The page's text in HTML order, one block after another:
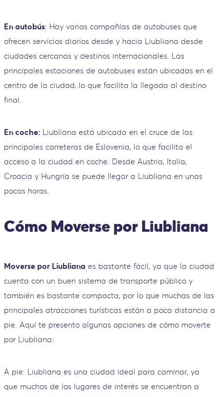
En autobús: Hay varias compañías de autobuses que
ofrecen servicios diarios desde y hacia Liubliana desde
ciudades cercanas y destinos internacionales. Las
principales estaciones de autobuses están ubicadas en el
centro de la ciudad, lo que facilita la llegada al destino
final.
En coche: Liubliana está ubicada en el cruce de las
principales carreteras de Eslovenia, lo que facilita el
acceso a la ciudad en coche. Desde Austria, Italia,
Croacia y Hungría se puede llegar a Liubliana en unas
pocas horas.
Cómo Moverse por Liubliana
Moverse por Liubliana es bastante fácil, ya que la ciudad
cuenta con un buen sistema de transporte público y
también es bastante compacta, por lo que muchas de las
principales atracciones turísticas están a poca distancia a
pie. Aquí te presento algunas opciones de cómo moverte
por Liubliana:
A pie: Liubliana es una ciudad ideal para caminar, ya
que muchos de los lugares de interés se encuentran a